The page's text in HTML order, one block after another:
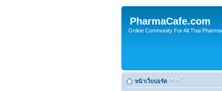
PharmaCafe.com
Online Community For All Thai
หน้าเว็บบอร์ด